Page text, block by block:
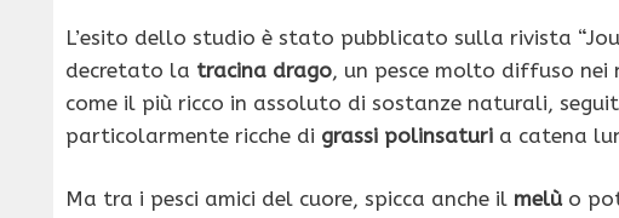
L’esito dello studio è stato pubblicato sulla rivista
decretato la tracina drago, un pesce molto diffuso
come il più ricco in assoluto di sostanze naturali,
particolarmente ricche di grassi polinsaturi a catena
Ma tra i pesci amici del cuore, spicca anche il melùo